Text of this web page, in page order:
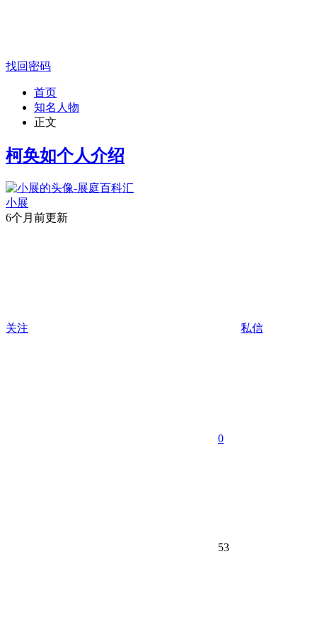
找回密码
首页
知名人物
正文
柯奂如个人介绍
小展
6个月前更新
关注 私信
0
53